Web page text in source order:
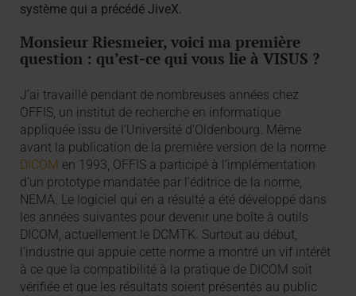
système qui a précédé JiveX.
Monsieur Riesmeier, voici ma première
question : qu’est-ce qui vous lie à VISUS ?
J’ai travaillé pendant de nombreuses années chez
OFFIS, un institut de recherche en informatique
appliquée issu de l’Université d’Oldenbourg. Même
avant la publication de la première version de la norme
DICOM en 1993, OFFIS a participé à l’implémentation
d’un prototype mandatée par l’éditrice de la norme,
NEMA. Le logiciel qui en a résulté a été développé dans
les années suivantes pour devenir une boîte à outils
DICOM, actuellement le DCMTK. Surtout au début,
l’industrie qui appuie cette norme a montré un vif intérêt
à ce que la compatibilité à la pratique de DICOM soit
vérifiée et que les résultats soient présentés au public